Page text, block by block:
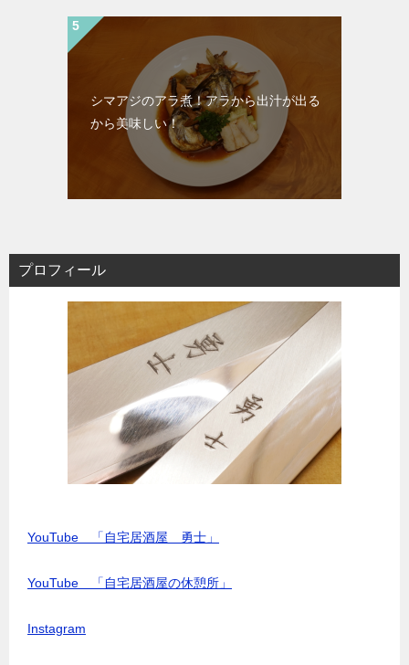
シマアジのアラ煮！アラから出汁が出る
から美味しい！
プロフィール
YouTube 「自宅居酒屋 勇士」
YouTube 「自宅居酒屋の休憩所」
Instagram